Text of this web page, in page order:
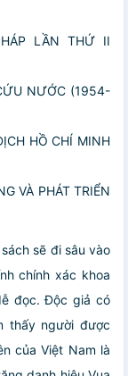
LẦN THỨ II
NƯỚC (1954-
HỒ CHÍ MINH
VÀ PHÁT TRIỂN
sẽ đi sâu vào
chính xác khoa
đọc. Độc giả có
thấy người được
của Việt Nam là